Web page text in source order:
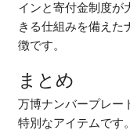
インと寄付金制度が
きる仕組みを備えた
徴です。
まとめ
万博ナンバープレー
特別なアイテムです